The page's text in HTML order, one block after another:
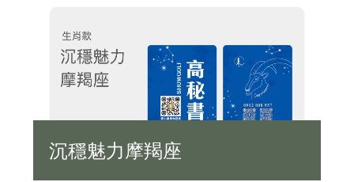
沉穩魅力摩羯座